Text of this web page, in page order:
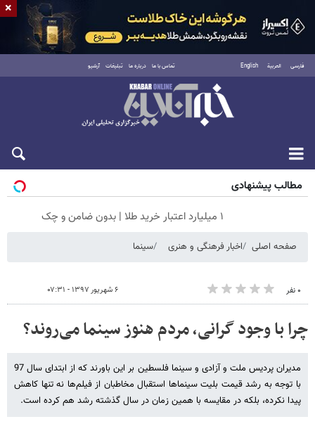
فارسی العربية English تماس با ما درباره ما تبلیغات آرشیو
شنبه ۱۷ مرداد ۱۴۰۵
مطالب پیشنهادی
۱ میلیارد اعتبار خرید طلا | بدون ضامن و چک
صفحه اصلی اخبار فرهنگی و هنری سینما
۰ نفر ۶ شهریور ۱۳۹۷ - ۰۷:۳۱
چرا با وجود گرانی، مردم هنوز سینما می‌روند؟
مدیران پردیس ملت و آزادی و سینما فلسطین بر این باورند که از ابتدای سال 97
با توجه به رشد قیمت بلیت سینماها استقبال مخاطبان از فیلم‌ها نه تنها کاهش
پیدا نکرده، بلکه در مقایسه با همین زمان در سال گذشته رشد هم کرده است.
×